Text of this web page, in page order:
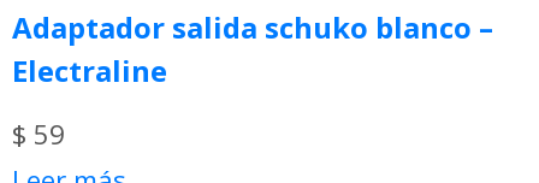
Adaptador salida schuko blanco –
Electraline
$ 59